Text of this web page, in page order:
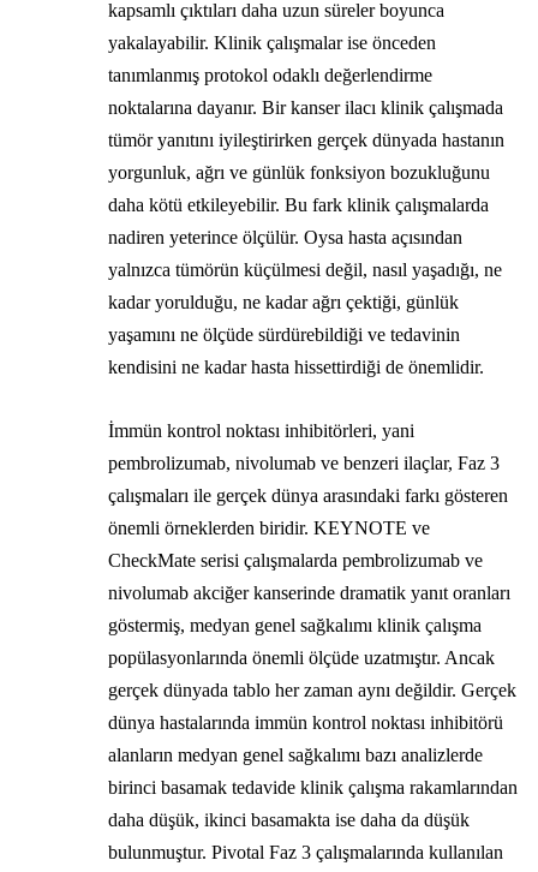
kapsamlı çıktıları daha uzun süreler boyunca
yakalayabilir. Klinik çalışmalar ise önceden
tanımlanmış protokol odaklı değerlendirme
noktalarına dayanır. Bir kanser ilacı klinik çalışmada
tümör yanıtını iyileştirirken gerçek dünyada hastanın
yorgunluk, ağrı ve günlük fonksiyon bozukluğunu
daha kötü etkileyebilir. Bu fark klinik çalışmalarda
nadiren yeterince ölçülür. Oysa hasta açısından
yalnızca tümörün küçülmesi değil, nasıl yaşadığı, ne
kadar yorulduğu, ne kadar ağrı çektiği, günlük
yaşamını ne ölçüde sürdürebildiği ve tedavinin
kendisini ne kadar hasta hissettirdiği de önemlidir.
İmmün kontrol noktası inhibitörleri, yani
pembrolizumab, nivolumab ve benzeri ilaçlar, Faz 3
çalışmaları ile gerçek dünya arasındaki farkı gösteren
önemli örneklerden biridir. KEYNOTE ve
CheckMate serisi çalışmalarda pembrolizumab ve
nivolumab akciğer kanserinde dramatik yanıt oranları
göstermiş, medyan genel sağkalımı klinik çalışma
popülasyonlarında önemli ölçüde uzatmıştır. Ancak
gerçek dünyada tablo her zaman aynı değildir. Gerçek
dünya hastalarında immün kontrol noktası inhibitörü
alanların medyan genel sağkalımı bazı analizlerde
birinci basamak tedavide klinik çalışma rakamlarından
daha düşük, ikinci basamakta ise daha da düşük
bulunmuştur. Pivotal Faz 3 çalışmalarında kullanılan